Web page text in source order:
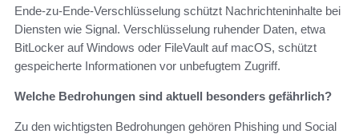
Ende‑zu‑Ende‑Verschlüsselung schützt Nachrichteninhalte bei
Diensten wie Signal. Verschlüsselung ruhender Daten, etwa
BitLocker auf Windows oder FileVault auf macOS, schützt
gespeicherte Informationen vor unbefugtem Zugriff.
Welche Bedrohungen sind aktuell besonders gefährlich?
Zu den wichtigsten Bedrohungen gehören Phishing und Social